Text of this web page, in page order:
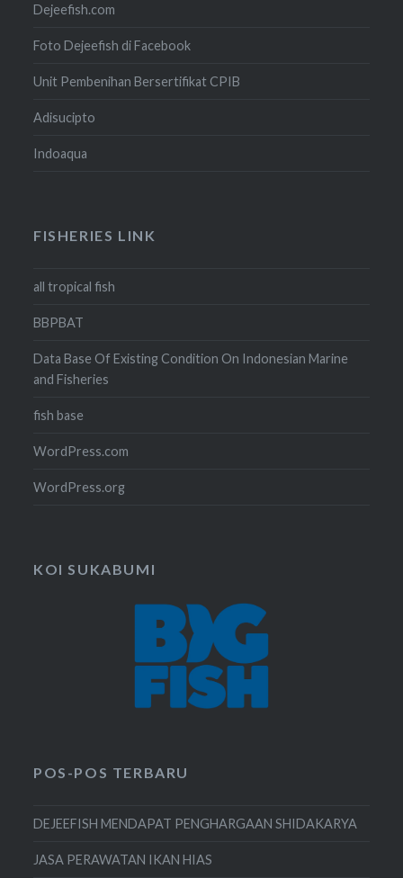
Dejeefish.com
Foto Dejeefish di Facebook
Unit Pembenihan Bersertifikat CPIB
Adisucipto
Indoaqua
FISHERIES LINK
all tropical fish
BBPBAT
Data Base Of Existing Condition On Indonesian Marine
and Fisheries
fish base
WordPress.com
WordPress.org
KOI SUKABUMI
POS-POS TERBARU
DEJEEFISH MENDAPAT PENGHARGAAN SHIDAKARYA
JASA PERAWATAN IKAN HIAS